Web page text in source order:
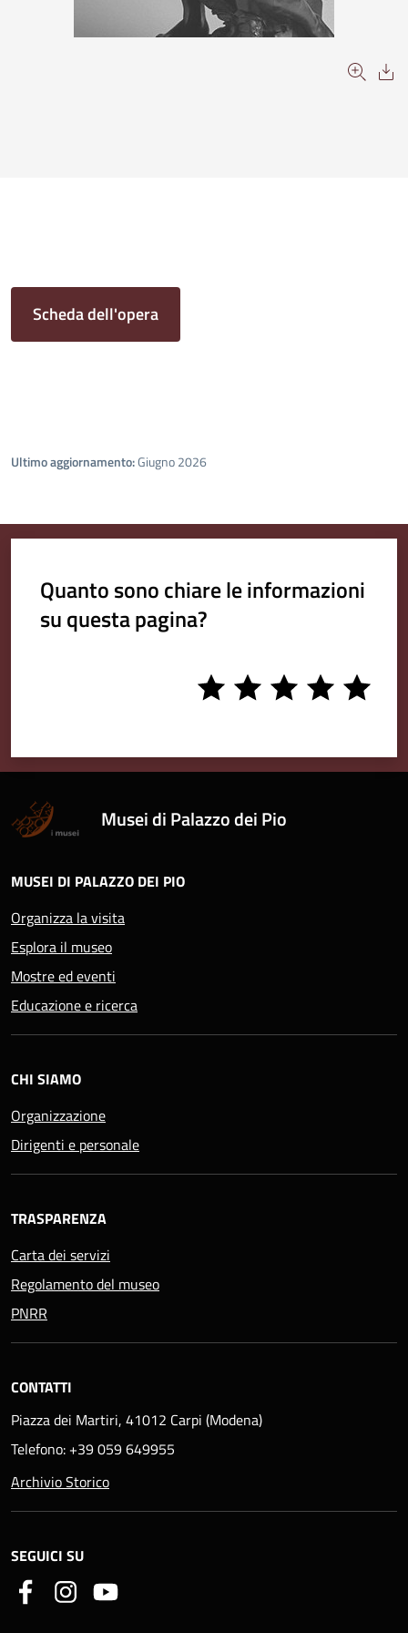
Scheda dell'opera
Ultimo aggiornamento:Giugno 2026
Quanto sono chiare le informazioni
su questa pagina?
5
stars
4
stars
3
stars
2
stars
1
stars
Musei di Palazzo dei Pio
MUSEI DI PALAZZO DEI PIO
Organizza la visita
Esplora il museo
Mostre ed eventi
Educazione e ricerca
CHI SIAMO
Organizzazione
Dirigenti e personale
TRASPARENZA
Carta dei servizi
Regolamento del museo
PNRR
CONTATTI
Piazza dei Martiri, 41012 Carpi (Modena)
Telefono: +39 059 649955
Archivio Storico
SEGUICI SU